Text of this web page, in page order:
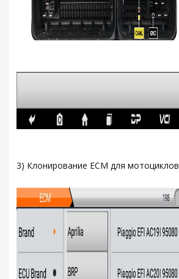
3) Клонирование ECM для мотоциклов